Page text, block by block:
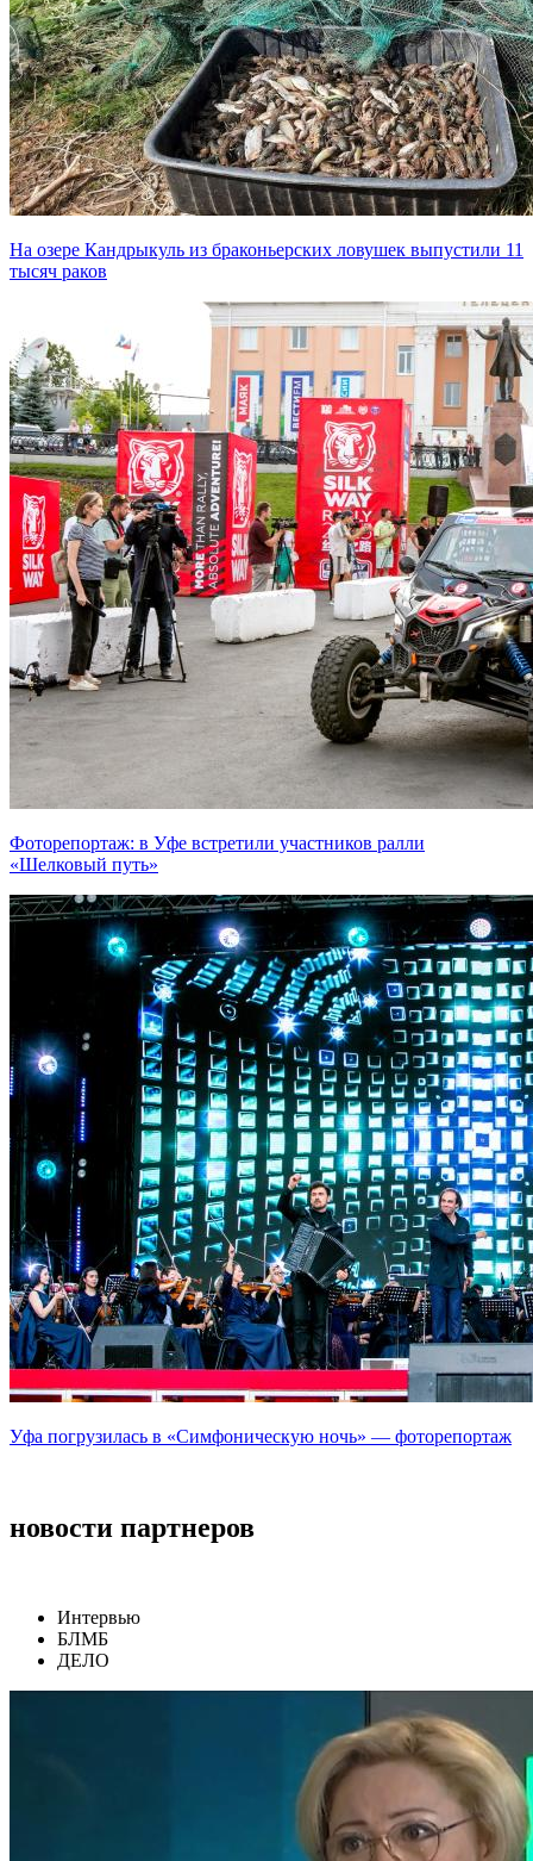
На озере Кандрыкуль из браконьерских ловушек выпустили 11
тысяч раков
Фоторепортаж: в Уфе встретили участников ралли
«Шелковый путь»
Уфа погрузилась в «Симфоническую ночь» — фоторепортаж
новости партнеров
Интервью
БЛМБ
ДЕЛО